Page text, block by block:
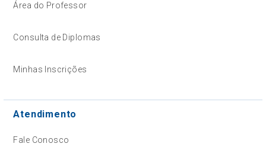
Área do Professor
Consulta de Diplomas
Minhas Inscrições
Atendimento
Fale Conosco